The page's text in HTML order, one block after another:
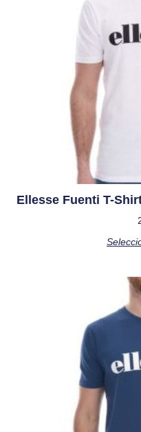
Ellesse Fuenti T-